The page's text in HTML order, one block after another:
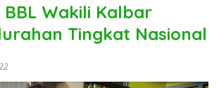
Wakili Kalbar
Tingkat Nasional